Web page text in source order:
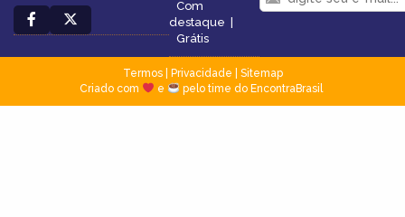
Com
destaque
Grátis
Termos| Privacidade
Sitemap
Criado com
e pelo time do EncontraBrasil